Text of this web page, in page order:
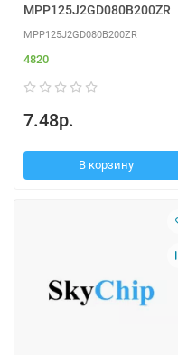
MPP125J2GD080B200ZR
MPP125J2GD080B200ZR
4820
7.48р.
В корзину